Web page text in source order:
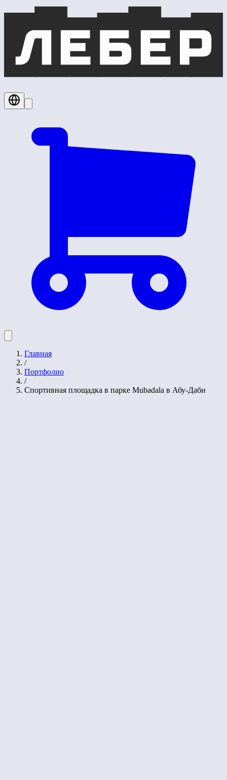
Главная
/
Портфолио
/
Спортивная площадка в парке Mubadala в Абу-Даби